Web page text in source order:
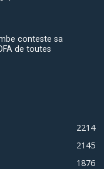
conteste sa
de toutes
2214
2145
1876